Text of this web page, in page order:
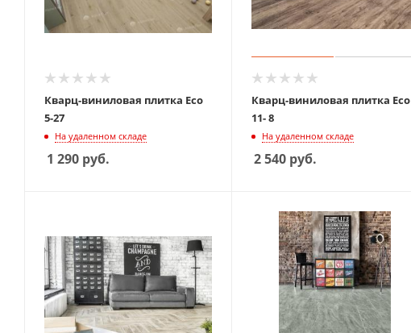
Кварц-виниловая плитка Eco
5-27
На удаленном складе
1 290 руб.
Кварц-виниловая плитка Eco
11- 8
На удаленном складе
2 540руб.